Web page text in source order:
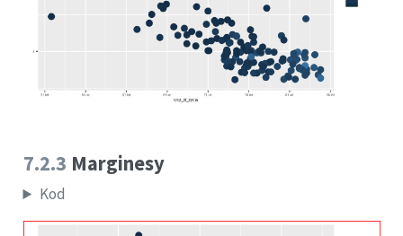
7.2.3 Marginesy
Kod